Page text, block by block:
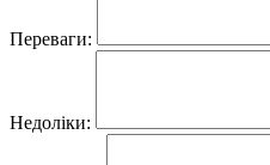
Переваги:
Недоліки: